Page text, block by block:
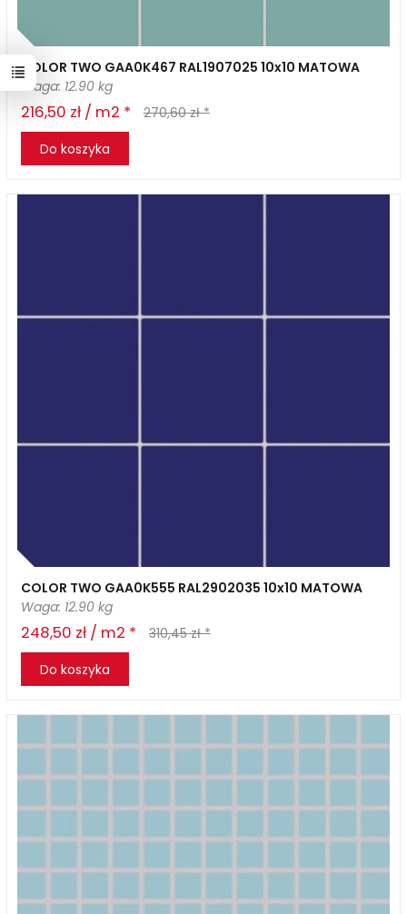
COLOR TWO GAA0K467 RAL1907025 10x10 MATOWA
Waga: 12.90 kg
216,50 zł / m2 *
270,60 zł *
Do koszyka
COLOR TWO GAA0K555 RAL2902035 10x10 MATOWA
Waga: 12.90 kg
248,50 zł / m2 *
310,45 zł *
Do koszyka